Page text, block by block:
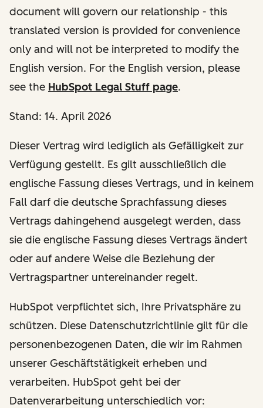
document will govern our relationship - this
translated version is provided for convenience
only and will not be interpreted to modify the
English version. For the English version, please
see the HubSpot Legal Stuff page.
Stand: 14. April 2026
Dieser Vertrag wird lediglich als Gefälligkeit zur
Verfügung gestellt. Es gilt ausschließlich die
englische Fassung dieses Vertrags, und in keinem
Fall darf die deutsche Sprachfassung dieses
Vertrags dahingehend ausgelegt werden, dass
sie die englische Fassung dieses Vertrags ändert
oder auf andere Weise die Beziehung der
Vertragspartner untereinander regelt.
HubSpot verpflichtet sich, Ihre Privatsphäre zu
schützen. Diese Datenschutzrichtlinie gilt für die
personenbezogenen Daten, die wir im Rahmen
unserer Geschäftstätigkeit erheben und
verarbeiten. HubSpot geht bei der
Datenverarbeitung unterschiedlich vor: